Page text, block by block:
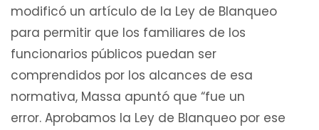
modificó un artículo de la Ley de Blanqueo
para permitir que los familiares de los
funcionarios públicos puedan ser
comprendidos por los alcances de esa
normativa, Massa apuntó que “fue un
error. Aprobamos la Ley de Blanqueo por ese